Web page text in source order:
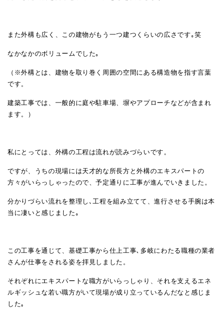
また外構も広く、この建物がもう一つ建つくらいの広さです｡笑
なかなかのボリュームでした｡
（※外構とは、建物を取り巻く周囲の空間にある構造物を指す言葉
です。
建築工事では、一般的に庭や駐車場、塀やアプローチなどが含まれ
ます。）
私にとっては、外構の工程は流れが読みづらいです。
ですが、うちの現場には天才的な所長方と外構のエキスパートの
方々がいらっしゃったので、予定通りに工事が進んでいきました。
分かりづらい流れを整理し､工程を組み立てて、進行させる手腕は本
当に凄いと感じました｡
この工事を通じて、基礎工事から仕上工事､多岐にわたる職種の業者
さんが仕事をされる姿を拝見しました。
それぞれにエキスパートな職方がいらっしゃり、それを支えるエネ
ルギッシュな若い職方がいて現場が成り立っているんだなと感じま
した｡